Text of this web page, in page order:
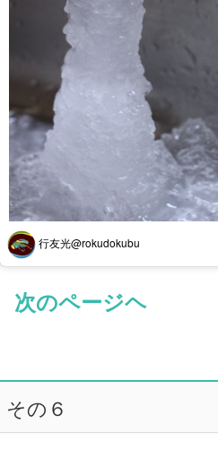
行友光@rokudokubu
次のページヘ
その６